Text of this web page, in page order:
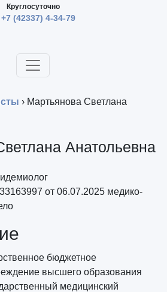
Круглосуточно
+7 (42337) 4-34-79
› Мартьянова Светлана
Анатольевна
от 06.07.2025 медико-
бюджетное
высшего образования
медицинский